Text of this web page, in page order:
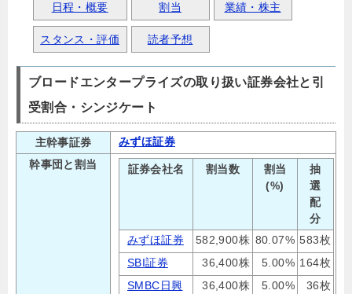
日程・概要 割当 業績・株主
スタンス・評価 読者予想
ブロードエンタープライズの取り扱い証券会社と引
受割合・シンジケート
主幹事証券
みずほ証券
幹事団と割当
証券会社名 割当数
割当
(%)
抽
選
配
分
みずほ証券
582,900株 80.07% 583枚
SBI証券
36,400株 5.00% 164枚
SMBC日興
36,400株 5.00% 36枚